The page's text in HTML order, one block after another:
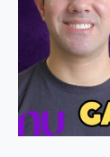
COM
NUBANK:
5
FORMAS